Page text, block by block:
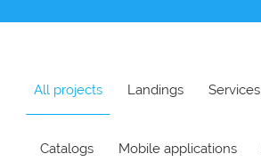
All projects Landings Services
Catalogs Mobile applications